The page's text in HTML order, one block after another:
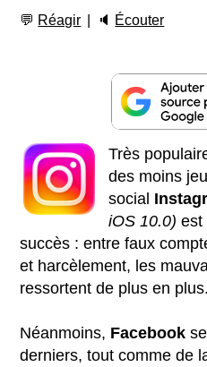
💬 Réagir 🔈 Écouter
Très
des moins
social
iOS 10.0)est
succès : entre faux
et harcèlement, les
ressortent de plus en plus.
Néanmoins, Facebook
derniers, tout comme de